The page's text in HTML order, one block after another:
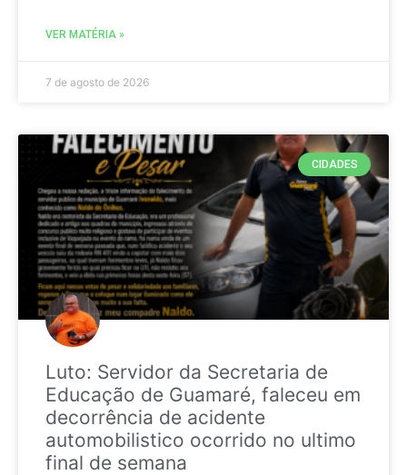
VER MATÉRIA »
7 de agosto de 2026
CIDADES
Luto: Servidor da Secretaria de
Educação de Guamaré, faleceu em
decorrência de acidente
automobilistico ocorrido no ultimo
final de semana